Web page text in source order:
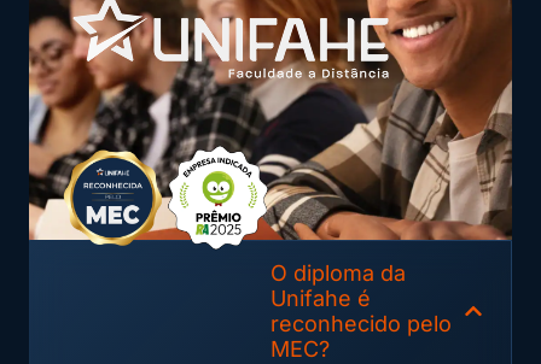
O diploma da
Unifahe é
reconhecido pelo
MEC?